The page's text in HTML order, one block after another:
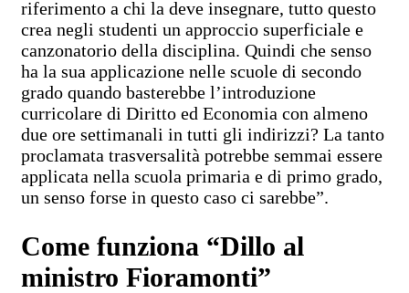
riferimento a chi la deve insegnare, tutto questo
crea negli studenti un approccio superficiale e
canzonatorio della disciplina. Quindi che senso
ha la sua applicazione nelle scuole di secondo
grado quando basterebbe l’introduzione
curricolare di Diritto ed Economia con almeno
due ore settimanali in tutti gli indirizzi? La tanto
proclamata trasversalità potrebbe semmai essere
applicata nella scuola primaria e di primo grado,
un senso forse in questo caso ci sarebbe”.
Come funziona “Dillo al
ministro Fioramonti”